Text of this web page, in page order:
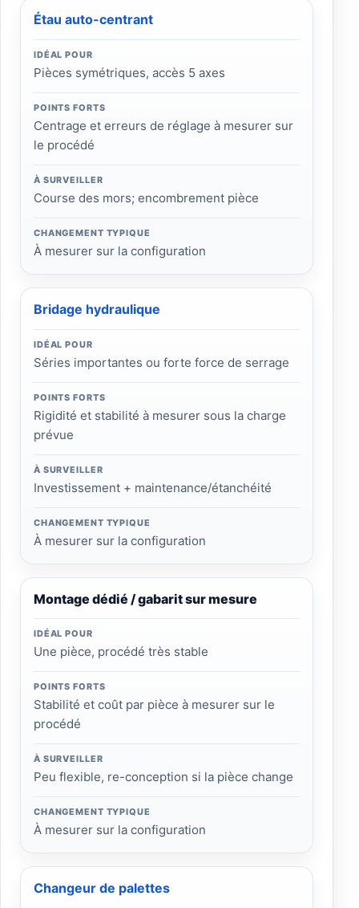
Étau auto-centrant
IDÉAL POUR
Pièces symétriques, accès 5 axes
POINTS FORTS
Centrage et erreurs de réglage à mesurer sur
le procédé
À SURVEILLER
Course des mors; encombrement pièce
CHANGEMENT TYPIQUE
À mesurer sur la configuration
Bridage hydraulique
IDÉAL POUR
Séries importantes ou forte force de serrage
POINTS FORTS
Rigidité et stabilité à mesurer sous la charge
prévue
À SURVEILLER
Investissement + maintenance/étanchéité
CHANGEMENT TYPIQUE
À mesurer sur la configuration
Montage dédié / gabarit sur mesure
IDÉAL POUR
Une pièce, procédé très stable
POINTS FORTS
Stabilité et coût par pièce à mesurer sur le
procédé
À SURVEILLER
Peu flexible, re-conception si la pièce change
CHANGEMENT TYPIQUE
À mesurer sur la configuration
Changeur de palettes